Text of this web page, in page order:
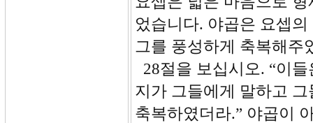
었습니다. 야곱은 요셉
그를 풍성하게 축복해주
28절을 보십시오. “이
지가 그들에게 말하고
축복하였더라.” 야곱이